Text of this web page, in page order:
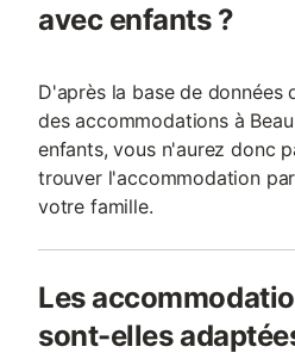
avec enfants ?
D'après la base de données
des accommodations à
enfants, vous n'aurez donc
trouver l'accommodation
votre famille.
Les
sont-elles